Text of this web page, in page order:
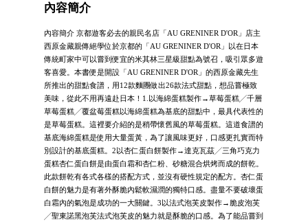
內容簡介
內容簡介 京都遊客必去的親民名店「AU GRENINER D'OR」店主
西原金藏親傳絕學位於京都的「AU GRENINER D'OR」以在日本
傳統町家中可以嘗到便宜的米其林三星級甜點為號召，吸引眾多遊
客喜愛。本書便是開設「AU GRENINER D'OR」的西原金藏先生
所推出的甜點食譜，用12款麵團做出26款法式甜點，想品嘗極致
美味，從此不用再遠赴日本！1.以海綿蛋糕製作→草莓蛋糕╱千層
草莓蛋糕╱覆盆莓蛋糕以海綿蛋糕為基底的甜點中，最具代表性的
是草莓蛋糕。這裡要介紹的是稍帶懷舊風的草莓蛋糕。這道食譜的
基底海綿蛋糕是使用大量蛋黃，為了讓風味更好，口感更扎實而特
別設計的基底蛋糕。2以杏仁蛋白餅製作→達克瓦茲╱三角巧克力
蛋糕杏仁蛋白餅是由蛋白霜和杏仁粉、砂糖混合烘烤而成的餅乾。
此款餅乾有各式各樣的搭配方式，並沒有硬性規定的配方。杏仁蛋
白餅的魅力是有著外酥脆內鬆軟濕潤的獨特口感。盡量不要破壞蛋
白霜內的氣泡是成功的一大關鍵。3以法式泡芙皮製作→脆皮泡芙
╱聖東諾黑泡芙法式泡芙皮的魅力就是酥脆的口感。為了能品嘗到